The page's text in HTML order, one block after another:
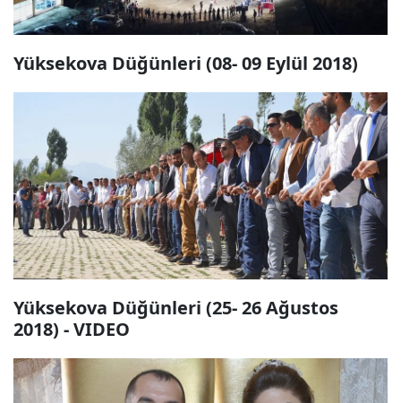
Yüksekova Düğünleri (08- 09 Eylül 2018)
Yüksekova Düğünleri (25- 26 Ağustos
2018) - VIDEO